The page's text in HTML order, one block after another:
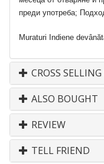
преди употреба;
Muraturi Indiene
CROSS
ALSO BOUGHT
REVIEW
TELL FRIEND